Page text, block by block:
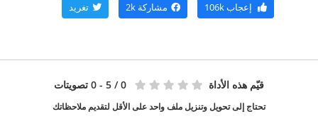
إعجاب106k مشاركة 2k تغريد
قيّم هذه الأداة 0 / 5 - 0 تصويتات
تحتاج إلى تحويل وتنزيل ملف واحد على الأقل لتقديم ملاحظاتك